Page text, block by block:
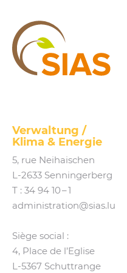
Verwaltung /
Klima & Energie
5, rue Neihaischen
L‑2633 Senningerberg
T : 34 94 10 – 1
administration@​sias.​lu
Siège social :
4, Place de l’Eglise
L‑5367 Schuttrange